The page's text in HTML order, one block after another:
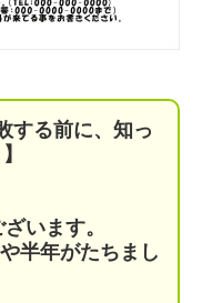
する前に、知っ
います。
半年がたちまし